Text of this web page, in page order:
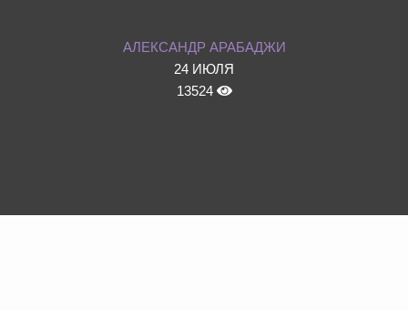
АЛЕКСАНДР АРАБАДЖИ
24 ИЮЛЯ
13524